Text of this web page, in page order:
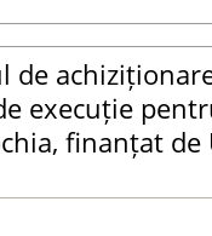
de
execuție
finanțat de